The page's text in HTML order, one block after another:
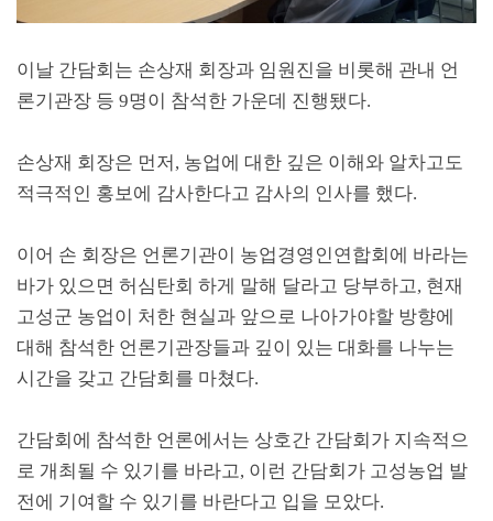
이날 간담회는 손상재 회장과 임원진을 비롯해 관내 언
론기관장 등 9명이 참석한 가운데 진행됐다.
손상재 회장은 먼저 , 농업에 대한 깊은 이해와 알차고도
적극적인 홍보에 감사한다고 감사의 인사를 했다.
이어 손 회장은 언론기관이 농업경영인연합회에 바라는
바가 있으면 허심탄회 하게 말해 달라고 당부하고, 현재
고성군 농업이 처한 현실과 앞으로 나아가야할 방향에
대해 참석한 언론기관장들과 깊이 있는 대화를 나누는
시간을 갖고 간담회를 마쳤다.
간담회에 참석한 언론에서는 상호간 간담회가 지속적으
로 개최될 수 있기를 바라고, 이런 간담회가 고성농업 발
전에 기여할 수 있기를 바란다고 입을 모았다.